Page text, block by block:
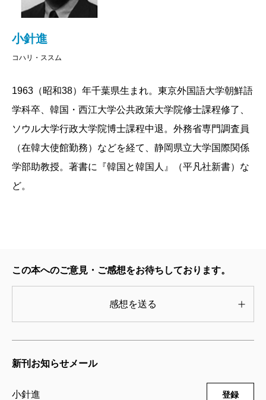
い「これは藤田朋子」「これはお笑いコンビ、ハロー
しまいます。
からでしょう。サスペンス映画の際には、この連想ゲ
ームがプラスになることはないのですが、親しみを持
つという点では役立つような気がします。
「韓流」ブームということで、韓国への親しみが強く
なった方は多いでしょう。しかし、そんな最中でも、
韓国の世論調査では「一番嫌いな国は日本」という結
い国は日本」という結果も出ています。こうなると
人は、こう考えている』です。隣人を愛するにせよ、
嫌うにせよ、彼らの本音を知っておいて損はありませ
小針進
コハリ・ススム
1963（昭和38）年千葉県生まれ。東京外国語大学朝鮮語
学科卒、韓国・西江大学公共政策大学院修士課程修了、
ソウル大学行政大学院博士課程中退。外務省専門調査員
（在韓大使館勤務）などを経て、静岡県立大学国際関係
学部助教授。著書に『韓国と韓国人』（平凡社新書）な
ど。
この本へのご意見・ご感想をお待ちしております。
感想を送る
新刊お知らせメール
小針進 登録